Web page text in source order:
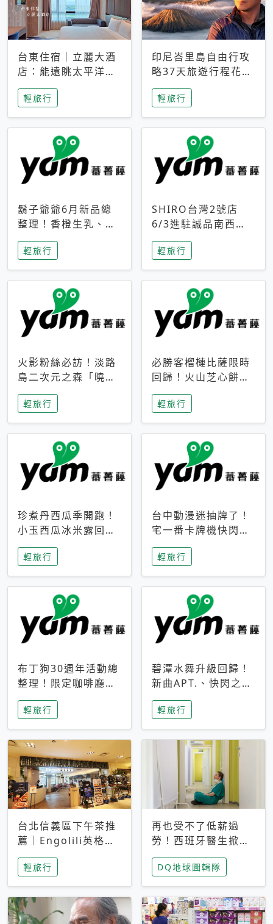
台東住宿｜立麗大酒
店：能遠眺太平洋與
中央山脈，被田野包
圍的台東度假感住宿
輕旅行
印尼峇里島自由行攻
略37天旅遊行程花費
5萬台幣 ❤️別等退休
才去圓夢 (附8.5萬次
下載峇里島地圖)😍
輕旅行
鬍子爺爺6月新品總
整理！香橙生乳、青
檸乳酪到PAPA磁
鐵，販售細節一次看
輕旅行
SHIRO台灣2號店
6/3進駐誠品南西！
限定香氛「果茶」與
永續店裝同步亮相
輕旅行
火影粉絲必訪！淡路
島二次元之森「曉」
解謎任務9月起全面
支援中文
輕旅行
必勝客榴槤比薩限時
回歸！火山芝心餅
皮、榴槤冰淇淋到樂
事聯名一次開吃
輕旅行
珍煮丹西瓜季開跑！
小玉西瓜冰米露回
歸，4公升分享壺也
成今夏焦點
輕旅行
台中動漫迷抽牌了！
宅一番卡牌機快閃草
悟道，15大人氣IP一
次開抽
輕旅行
布丁狗30週年活動總
整理！限定咖啡廳、
生日派對到路跑活動
一次看
輕旅行
碧潭水舞升級回歸！
新曲APT.、快閃之夜
到飛板秀，初夏夜遊
亮點一次看
輕旅行
台北信義區下午茶推
薦｜Engolili英格莉
莉統一時代店，花園
秘境雙人套餐必拍熔
岩鬆餅塔
輕旅行
再也受不了低薪過
勞！西班牙醫生掀罷
工潮、近四成護理師
想離職 但外國醫生
能解決問題嗎？
DQ地球圖輯隊